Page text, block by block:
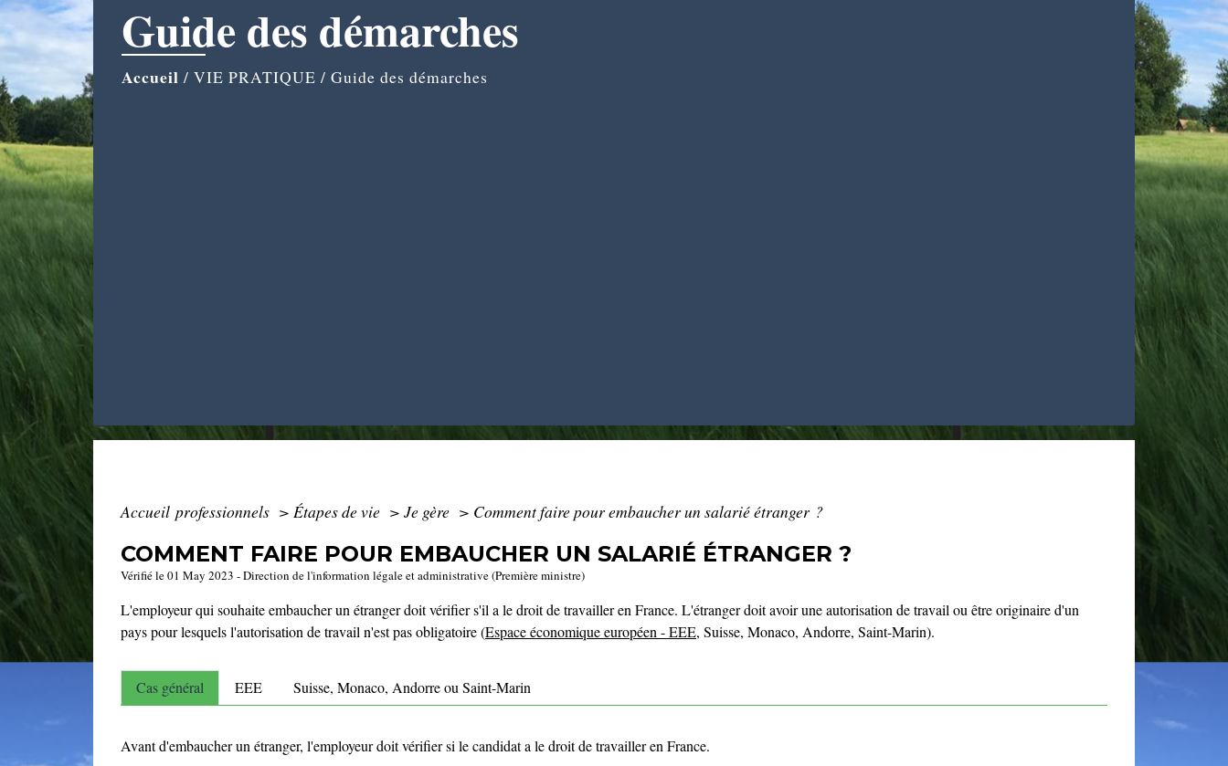
Guide des démarches
Accueil / VIE PRATIQUE / Guide des démarches
Accueil professionnels > Étapes de vie > Je gère > Comment faire pour embaucher un salarié étranger ?
COMMENT FAIRE POUR EMBAUCHER UN SALARIÉ ÉTRANGER ?
Vérifié le 01 May 2023 - Direction de l'information légale et administrative (Première ministre)
L'employeur qui souhaite embaucher un étranger doit vérifier s'il a le droit de travailler en France. L'étranger doit avoir une autorisation de travail ou être originaire d'un
pays pour lesquels l'autorisation de travail n'est pas obligatoire (Espace économique européen - EEE, Suisse, Monaco, Andorre, Saint-Marin).
Cas général EEE Suisse, Monaco, Andorre ou Saint-Marin
Avant d'embaucher un étranger, l'employeur doit vérifier si le candidat a le droit de travailler en France.